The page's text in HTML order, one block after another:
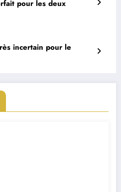
pour les deux
incertain pour le